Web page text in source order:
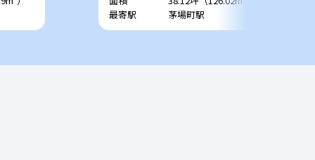
最寄駅
茅場町駅